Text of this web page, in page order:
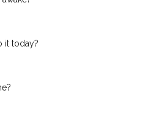
it today?